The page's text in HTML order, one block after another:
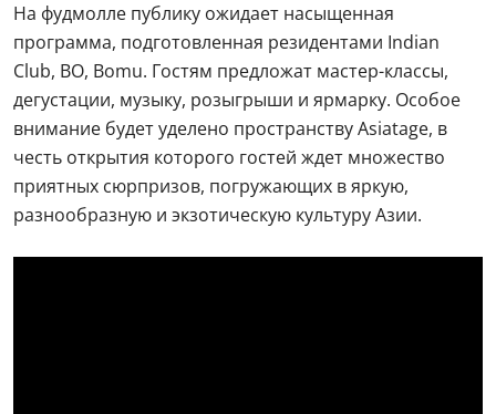
На фудмолле публику ожидает насыщенная
программа, подготовленная резидентами Indian
Club, BO, Bomu. Гостям предложат мастер-классы,
дегустации, музыку, розыгрыши и ярмарку. Особое
внимание будет уделено пространству Asiatage, в
честь открытия которого гостей ждет множество
приятных сюрпризов, погружающих в яркую,
разнообразную и экзотическую культуру Азии.